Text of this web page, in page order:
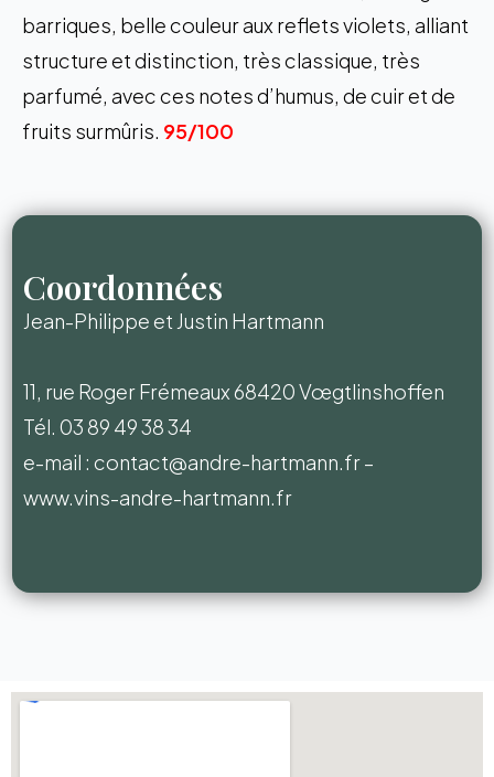
barriques, belle couleur aux reflets violets, alliant
structure et distinction, très classique, très
parfumé, avec ces notes d’humus, de cuir et de
fruits surmûris. 95/100
Coordonnées
Jean-Philippe et Justin Hartmann
11, rue Roger Frémeaux 68420 Vœgtlinshoffen
Tél. 03 89 49 38 34
e-mail : contact@andre-hartmann.fr–
www.vins-andre-hartmann.fr